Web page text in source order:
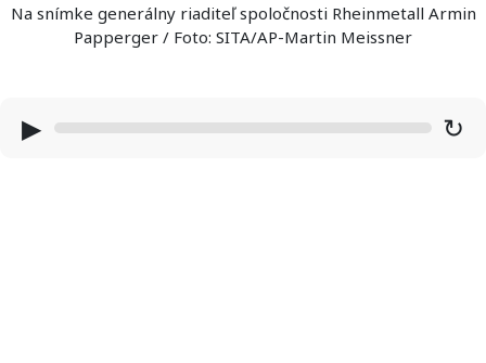
Na snímke generálny riaditeľ spoločnosti Rheinmetall Armin
Papperger / Foto: SITA/AP-Martin Meissner
▶ ↻